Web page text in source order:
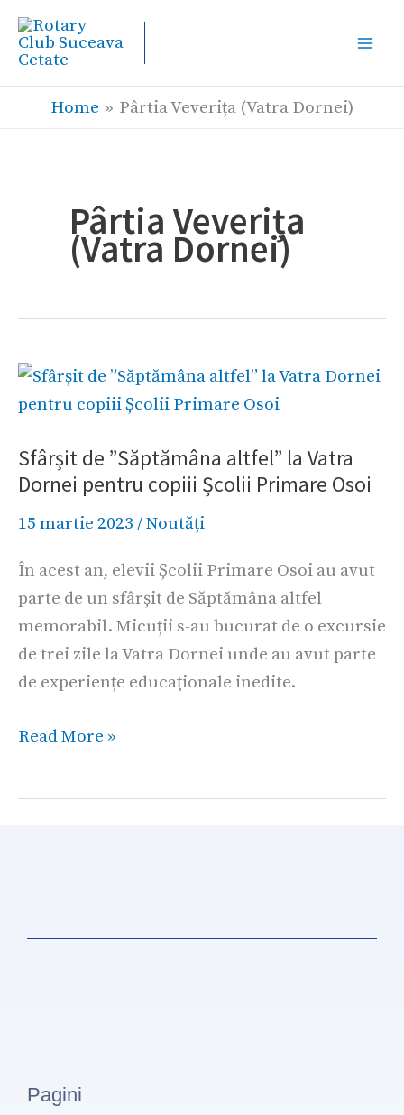
Skip
content
Home
Pârtia Veverița (Vatra Dornei)
Pârtia Veverița
(Vatra Dornei)
Sfârșit de ”Săptămâna altfel” la Vatra
Dornei pentru copiii Școlii Primare Osoi
15 martie 2023 /Noutăți
În acest an, elevii Școlii Primare Osoi au avut
parte de un sfârșit de Săptămâna altfel
memorabil. Micuții s-au bucurat de o excursie
de trei zile la Vatra Dornei unde au avut parte
de experiențe educaționale inedite.
Sfârșit
de
altfel”
la
Vatra
pentru
copiii
Școlii
Primare
Osoi
Read More »
Pagini